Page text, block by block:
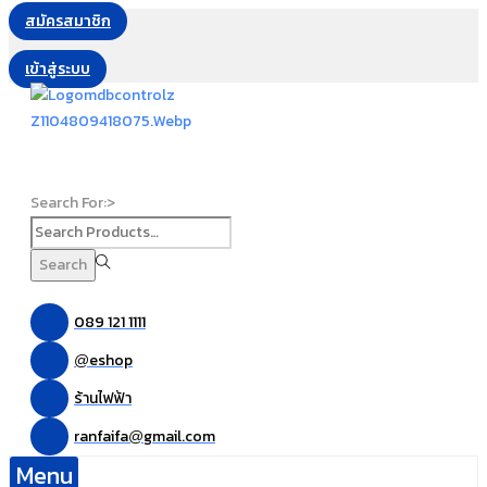
สมัครสมาชิก
เข้าสู่ระบบ
Search For:>
Search
089 121 1111
@eshop
ร้านไฟฟ้า
ranfaifa@gmail.com
Menu